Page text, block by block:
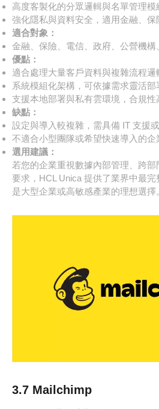
高度客製化的分眾邏輯與名單管理模
強化隱私與資料安全，適用金融、保
適合對象：
金融、保險、電信、政府、公營機
優點：
適合處理大量客戶資料與複雜流程邏
系統模組化架構，可依據需求靈活部
支援本地部署與私有雲環境，合規性
缺點：
設定與導入較複雜，需具備 IT 支援
不適合小型團隊或希望快速導入的企
選用建議：
若您的企業重視數據內部管理、跨
要求，HCL Unica 提供了業界中最完
是大型企業或高敏感產業的理想選擇
3.7 Mailchimp